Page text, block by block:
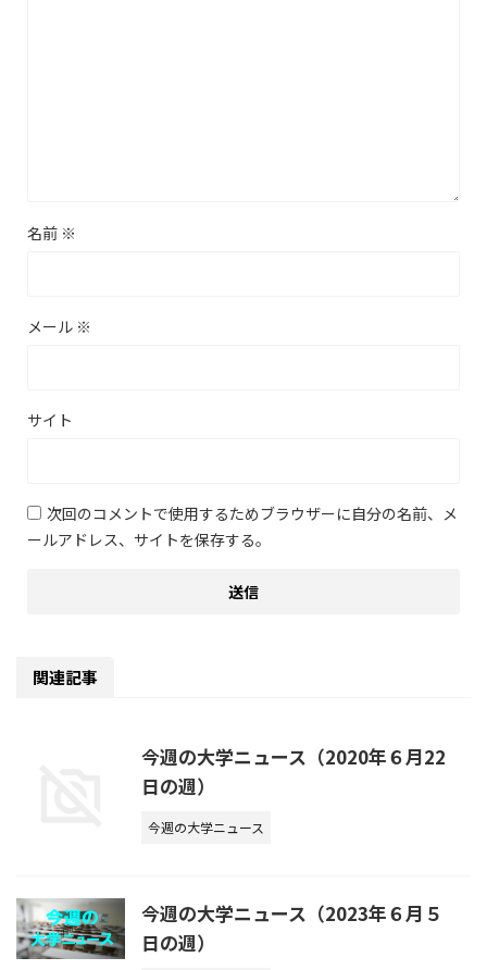
名前 ※
メール ※
サイト
次回のコメントで使用するためブラウザーに自分の名前、メ
ールアドレス、サイトを保存する。
関連記事
今週の大学ニュース（2020年６月22
日の週）
今週の大学ニュース
今週の大学ニュース（2023年６月５
日の週）